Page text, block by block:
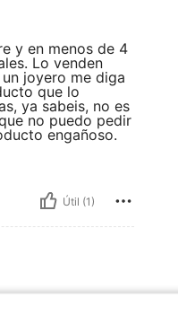
y en menos de 4
Lo venden
joyero me diga
que lo
ya sabeis, no es
no puedo pedir
engañoso.
Útil (1)